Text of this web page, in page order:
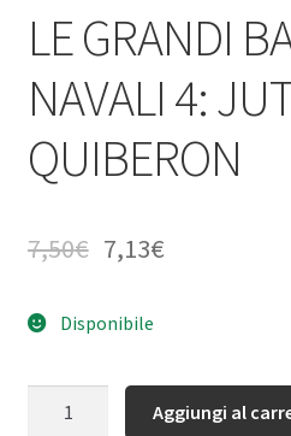
LE GRANDI
NAVALI 4:
QUIBERON
7,50€ 7,13€
Disponibile
Aggiungi al